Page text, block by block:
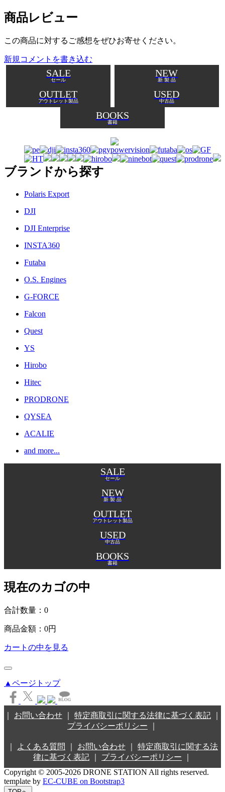
商品レビュー
この商品に対するご感想をぜひお寄せください。
新規コメントを書き込む
SALE
セール
NEW
新 製 品
OUTLET
アウトレット製品
USED
中古品
BOOKS
書籍
ブランドから探す
Polaris Export
DJI
DJI Enterprise
INSTA360
Futaba
O.S. Engines
G-FORCE
Falcon
Quest
YS
Hirobo
Hitec
PRODRONE
QYSEA
ACALIE
and more...
SALE
セール
NEW
新 製 品
OUTLET
アウトレット製品
USED
中古品
BOOKS
書籍
現在のカゴの中
合計数量： 0
商品金額： 0円
カートの中を見る
▲ページトップ
お問い合わせ 特定商取引に関する法律に基づく表記
プライバシーポリシー
よくある質問 お問い合わせ
特定商取引に関する法
律に基づく表記
プライバシーポリシー
Copyright © 2005-2026 DRONE STATION All rights reserved.
template by EC-CUBE on Bootstrap3